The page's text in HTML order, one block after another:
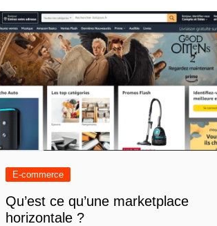
E-commerce
Qu’est ce qu’une marketplace
horizontale ?